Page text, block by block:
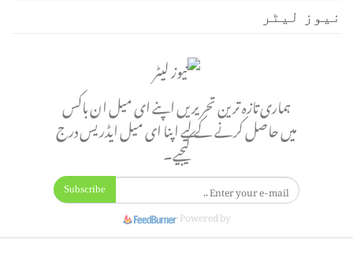
نیوز لیٹر
ہماری تازہ ترین تحریریں اپنے ای میل ان باکس
میں حاصل کرنے کے لیے اپنا ای میل ایڈریس درج
کیجیے۔
Subscribe
Powered by